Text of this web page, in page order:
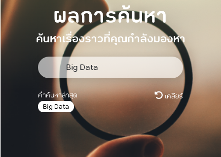
ผลการค้นหา
ค้นหาเรื่องราวที่คุณกำลังมองหา
คำค้นหาล่าสุด
เคลียร์
Big Data